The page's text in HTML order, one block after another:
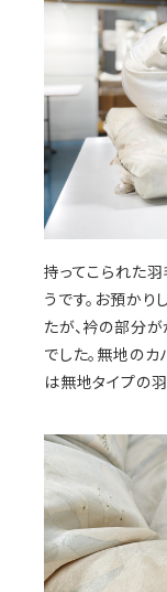
持ってこられた
うです。お預か
たが、衿の部分
でした。無地の
は無地タイプの